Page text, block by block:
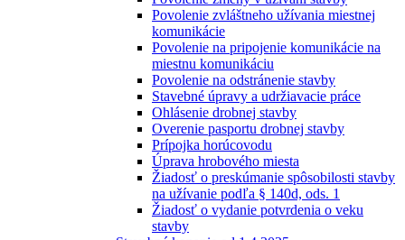
Povolenie zvláštneho užívania miestnej
komunikácie
Povolenie na pripojenie komunikácie na
miestnu komunikáciu
Povolenie na odstránenie stavby
Stavebné úpravy a udržiavacie práce
Ohlásenie drobnej stavby
Overenie pasportu drobnej stavby
Prípojka horúcovodu
Úprava hrobového miesta
Žiadosť o preskúmanie spôsobilosti stavby
na užívanie podľa § 140d, ods. 1
Žiadosť o vydanie potvrdenia o veku
stavby